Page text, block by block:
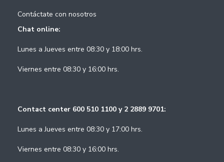
Contáctate con nosotros
Chat online:
Lunes a Jueves entre 08:30 y 18:00 hrs.
Viernes entre 08:30 y 16:00 hrs.
Contact center 600 510 1100 y 2 2889 9701:
Lunes a Jueves entre 08:30 y 17:00 hrs.
Viernes entre 08:30 y 16:00 hrs.